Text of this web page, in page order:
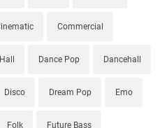
Commercial
Dance Pop Dancehall
Disco Dream Pop Emo
Folk Future Bass